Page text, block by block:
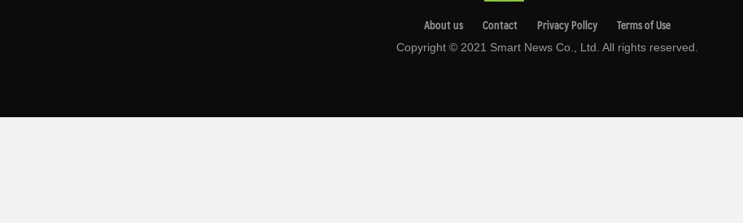
About us Contact Privacy Pollcy Terms of Use
Copyright © 2021 Smart News Co., Ltd. All rights reserved.